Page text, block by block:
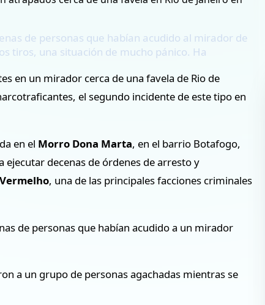
de personas que habían acudido al mirador de
tiros, una situación de mucho pánico. Ha
en un mirador cerca de una favela de Rio de
el segundo incidente de este tipo en
en el Morro Dona Marta, en el barrio Botafogo,
ejecutar decenas de órdenes de arresto y
, una de las principales facciones criminales
de personas que habían acudido a un mirador
a un grupo de personas agachadas mientras se